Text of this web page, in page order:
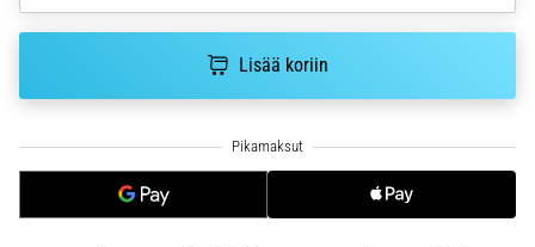
7 min. luetaan
Juoksijan
polvi:
Lisää koriin